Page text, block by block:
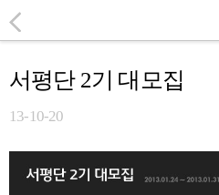
서평단 2기 대모집
13-10-20